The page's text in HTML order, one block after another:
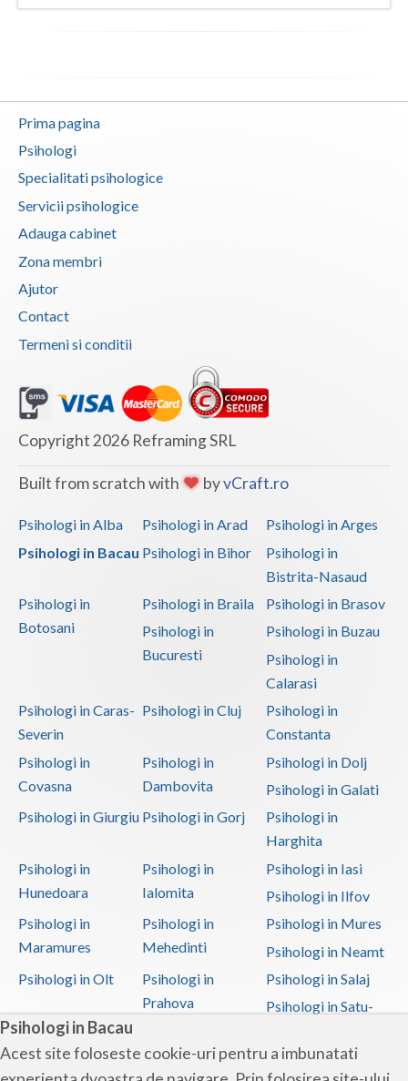
Psihologi in Bacau
Acest site foloseste cookie-uri pentru a imbunatati
Prima pagina
Psihologi
Specialitati psihologice
Servicii psihologice
Adauga cabinet
Zona membri
Ajutor
Contact
Termeni si conditii
Copyright 2026 Reframing SRL
Built from scratch with byvCraft.ro
Psihologi in Alba Psihologi in Arad
Psihologi in Arges
Psihologi in Bacau Psihologi in Bihor
Psihologi in
Bistrita-Nasaud
Psihologi in
Botosani
Psihologi in Braila
Psihologi in Brasov
Psihologi in
Bucuresti
Psihologi in Buzau
Psihologi in
Calarasi
Psihologi in Caras-
Severin
Psihologi in Cluj
Psihologi in
Constanta
Psihologi in
Covasna
Psihologi in
Dambovita
Psihologi in Dolj
Psihologi in Galati
Psihologi in Giurgiu Psihologi in Gorj
Psihologi in
Harghita
Psihologi in
Hunedoara
Psihologi in
Ialomita
Psihologi in Iasi
Psihologi in Ilfov
Psihologi in
Maramures
Psihologi in
Mehedinti
Psihologi in Mures
Psihologi in Neamt
Psihologi in Olt
Psihologi in
Prahova
Psihologi in Salaj
Psihologi in Satu-
Psihologi in Sibiu
Psihologi in
Psihologi in